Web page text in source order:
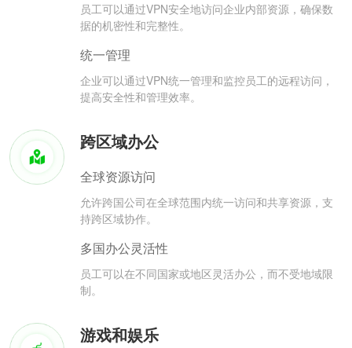
员工可以通过VPN安全地访问企业内部资源，确保数
据的机密性和完整性。
统一管理
企业可以通过VPN统一管理和监控员工的远程访问，
提高安全性和管理效率。
跨区域办公
全球资源访问
允许跨国公司在全球范围内统一访问和共享资源，支
持跨区域协作。
多国办公灵活性
员工可以在不同国家或地区灵活办公，而不受地域限
制。
游戏和娱乐